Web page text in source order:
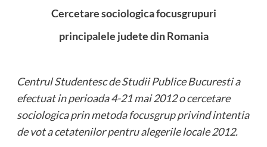
Cercetare sociologica focusgrupuri
principalele judete din Romania
Centrul Studentesc de Studii Publice Bucuresti a
efectuat in perioada 4-21 mai 2012 o cercetare
sociologica prin metoda focusgrup privind intentia
de vot a cetatenilor pentru alegerile locale 2012.